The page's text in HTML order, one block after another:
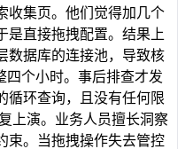
收集页。他们觉得加几个
是直接拖拽配置。结果上
数据库的连接池，导致核
四个小时。事后排查才发
循环查询，且没有任何限
上演。业务人员擅长洞察
束。当拖拽操作失去管控